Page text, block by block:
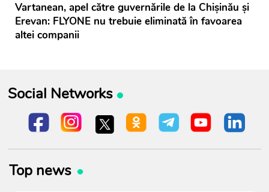
Vartanean, apel către guvernările de la Chișinău și
Erevan: FLYONE nu trebuie eliminată în favoarea
altei companii
Social Networks
Top news